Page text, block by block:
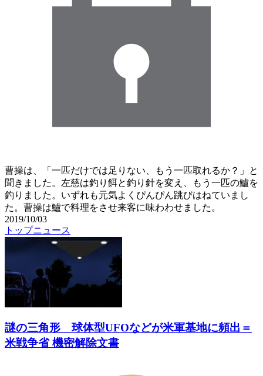
曹操は、「一匹だけでは足りない、もう一匹取れるか？」と
聞きました。左慈は釣り餌と釣り針を変え、もう一匹の鱸を
釣りました。いずれも元気よくぴんぴん跳びはねていまし
た。曹操は鱸で料理をさせ来客に味わわせました。
2019/10/03
トップニュース
謎の三角形 球体型UFOなどが米軍基地に頻出＝
米戦争省 機密解除文書